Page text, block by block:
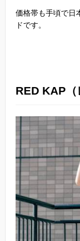
価格帯も手頃で日
ドです。
RED KAP（